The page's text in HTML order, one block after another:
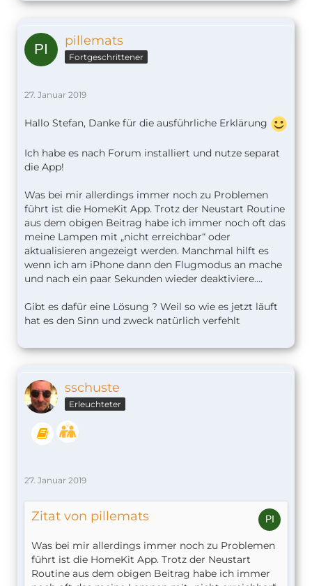
pillemats
Fortgeschrittener
27. Januar 2019
Hallo Stefan, Danke für die ausführliche Erklärung
Ich habe es nach Forum installiert und nutze separat
die App!
Was bei mir allerdings immer noch zu Problemen
führt ist die HomeKit App. Trotz der Neustart Routine
aus dem obigen Beitrag habe ich immer noch oft das
meine Lampen mit „nicht erreichbar“ oder
aktualisieren angezeigt werden. Manchmal hilft es
wenn ich am iPhone dann den Flugmodus an mache
und nach ein paar Sekunden wieder deaktiviere....
Gibt es dafür eine Lösung ? Weil so wie es jetzt läuft
hat es den Sinn und zweck natürlich verfehlt
sschuste
Erleuchteter
27. Januar 2019
Zitat von pillemats
Was bei mir allerdings immer noch zu Problemen
führt ist die HomeKit App. Trotz der Neustart
Routine aus dem obigen Beitrag habe ich immer